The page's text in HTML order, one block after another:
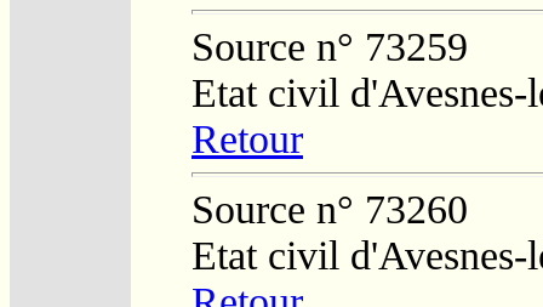
Source n° 73259
Etat civil d'Avesnes-
Retour
Source n° 73260
Etat civil d'Avesnes-